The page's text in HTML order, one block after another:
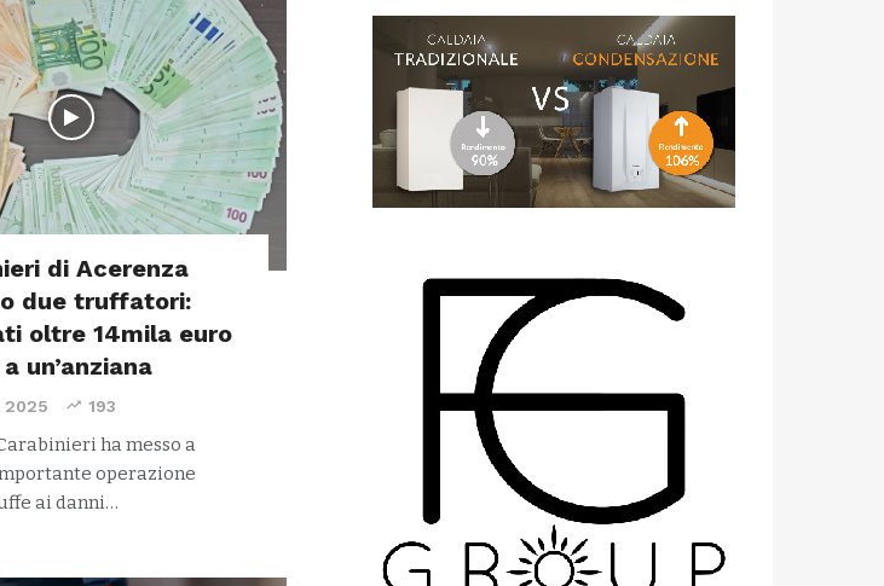
di Acerenza
due truffatori:
oltre 14mila euro
un’anziana
2025 193
ha messo a
operazione
ai danni…